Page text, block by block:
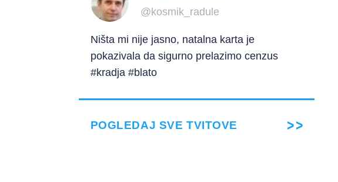
@kosmik_radule
Ništa mi nije jasno, natalna karta je
pokazivala da sigurno prelazimo cenzus
#kradja #blato
POGLEDAJ SVE TVITOVE